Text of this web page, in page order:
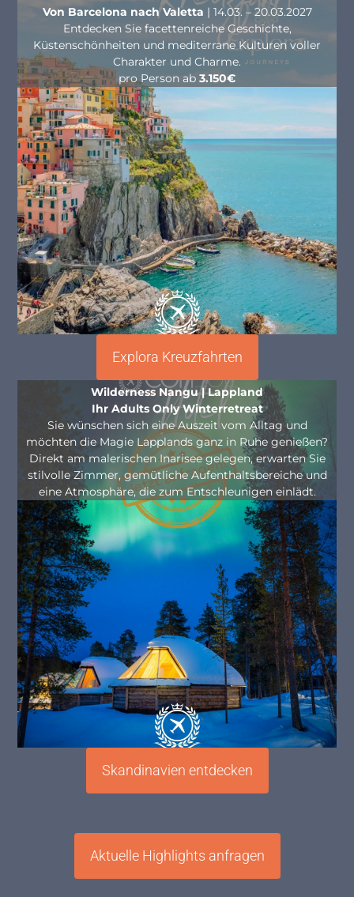
Von Barcelona nach Valetta | 14.03. – 20.03.2027
Entdecken Sie facettenreiche Geschichte,
Küstenschönheiten und mediterrane Kulturen voller
Charakter und Charme.
pro Person ab 3.150€
Explora Kreuzfahrten
Wilderness Nangu | Lappland
Ihr Adults Only Winterretreat
Sie wünschen sich eine Auszeit vom Alltag und
möchten die Magie Lapplands ganz in Ruhe genießen?
Direkt am malerischen Inarisee gelegen, erwarten Sie
stilvolle Zimmer, gemütliche Aufenthaltsbereiche und
eine Atmosphäre, die zum Entschleunigen einlädt.
Skandinavien entdecken
Aktuelle Highlights anfragen